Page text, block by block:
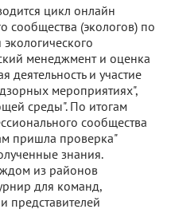
цикл онлайн
сообщества (экологов) по
менеджмент и оценка
деятельность и участие
мероприятиях",
среды". По итогам
сообщества
пришла проверка"
знания.
из районов
для команд,
представителей